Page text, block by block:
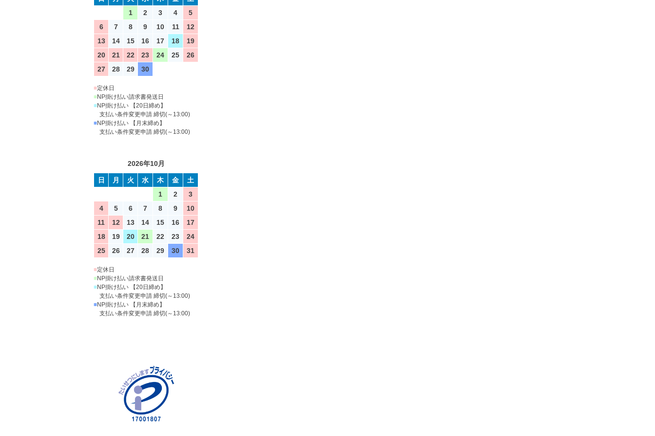
1
2 3 4
5
6
7 8 9 10 11
12
13
14 15 16 17 18
19
20
21 22 23 24 25
26
27
28 29 30
■定休日
■NP掛け払い請求書発送日
■NP掛け払い 【20日締め】
支払い条件変更申請 締切(～13:00)
■NP掛け払い 【月末締め】
支払い条件変更申請 締切(～13:00)
2026年10月
日 月 火 水 木 金
土
1
2
3
4
5 6 7 8 9
10
11
12 13 14 15 16
17
18
19 20 21 22 23
24
25
26 27 28 29 30 31
■定休日
■NP掛け払い請求書発送日
■NP掛け払い 【20日締め】
支払い条件変更申請 締切(～13:00)
■NP掛け払い 【月末締め】
支払い条件変更申請 締切(～13:00)